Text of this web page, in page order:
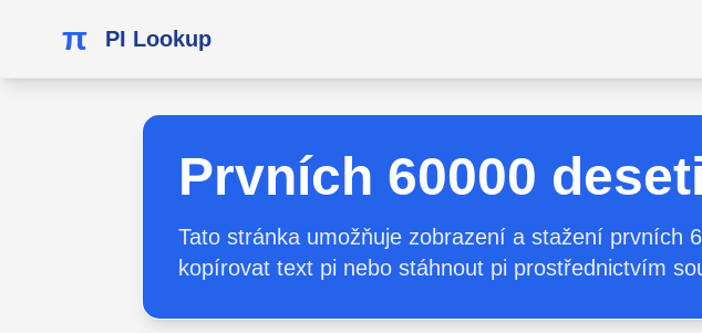
π PI Lookup
Prvních 60000
Tato stránka umožňuje zobrazení a stažení
kopírovat text pi nebo stáhnout pi prostřednictvím